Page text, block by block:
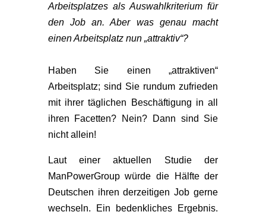
Arbeitsplatzes als Auswahlkriterium für
den Job an. Aber was genau macht
einen Arbeitsplatz nun „attraktiv“?
Haben Sie einen „attraktiven“
Arbeitsplatz; sind Sie rundum zufrieden
mit ihrer täglichen Beschäftigung in all
ihren Facetten? Nein? Dann sind Sie
nicht allein!
Laut einer aktuellen Studie der
ManPowerGroup würde die Hälfte der
Deutschen ihren derzeitigen Job gerne
wechseln. Ein bedenkliches Ergebnis.